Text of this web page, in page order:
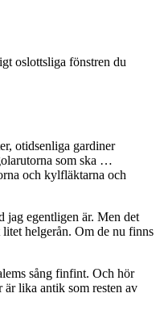
oslottsliga fönstren du
otidsenliga gardiner
som ska …
och kylfläktarna och
jag egentligen är. Men det
litet helgerån. Om de nu finns
sång finfint. Och hör
lika antik som resten av